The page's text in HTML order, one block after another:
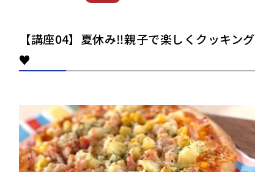
【講座04】夏休み‼親子で楽しくクッキング
♥